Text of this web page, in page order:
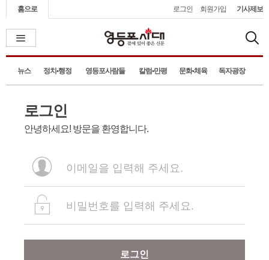
홈으로 로그인 회원가입 기사제보
뉴스 정치•행정 영등포사람들 칼럼•만평 문화•체육 독자광장
로그인
안녕하세요! 방문을 환영합니다.
로그인